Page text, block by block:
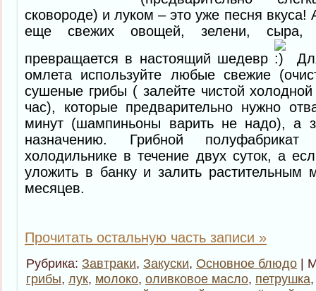
сковороде) и луком – это уже песня вкуса!
еще свежих овощей, зелени, сыра,
превращается в настоящий шедевр
омлета используйте любые свежие
сушеные грибы ( залейте чистой
час), которые предварительно нужно
минут (шампиньоны варить не надо), а
назначению. Грибной
холодильнике в течение двух суток, а
уложить в банку и залить растительным
месяцев.
Прочитать остальную часть записи »
Рубрика: Завтраки, Закуски, Основное блюдо |
грибы, лук, молоко, оливковое масло, петрушка